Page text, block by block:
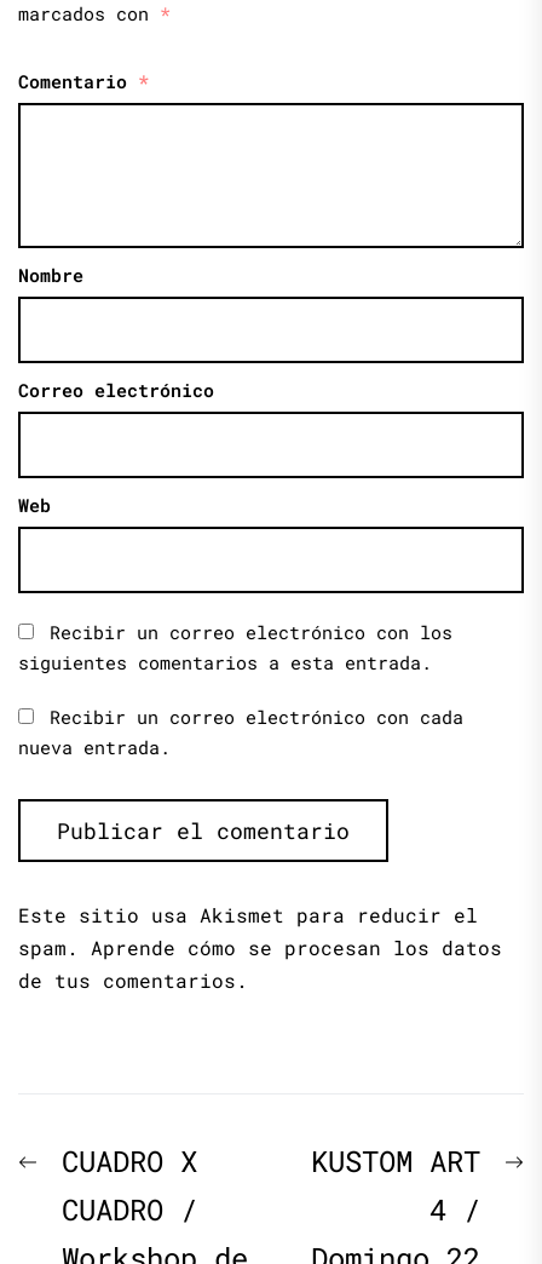
marcados con *
Comentario *
Nombre
Correo electrónico
Web
Recibir un correo electrónico con los
siguientes comentarios a esta entrada.
Recibir un correo electrónico con cada
nueva entrada.
Este sitio usa Akismet para reducir el
spam. Aprende cómo se procesan los datos
de tus comentarios.
Navegación
de
Previous
post:
CUADRO X
CUADRO /
KUSTOM ART
4 /